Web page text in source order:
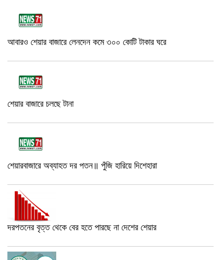
আবারও শেয়ার বাজারে লেনদেন কমে ৩০০ কোটি টাকার ঘরে
শেয়ার বাজারে চলছে টানা
শেয়ারবাজারে অব্যাহত দর পতন॥ পুঁজি হারিয়ে দিশেহারা
দরপতনের বৃত্ত থেকে বের হতে পারছে না দেশের শেয়ার